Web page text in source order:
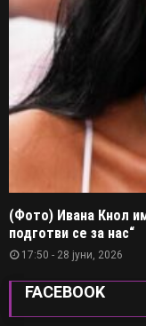
(Фото) Ивана Кнол
подготви се за нас“
17:50 - 28 јуни, 2026
FACEBOOK